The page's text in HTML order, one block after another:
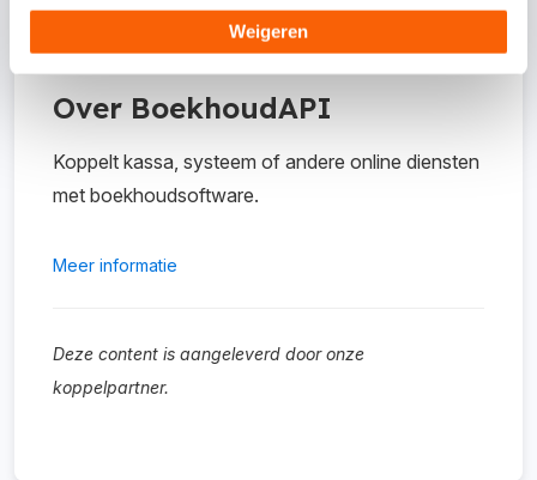
Weigeren
over de koppeling?
Over BoekhoudAPI
Koppelt kassa, systeem of andere online diensten
met boekhoudsoftware.
Meer informatie
Deze content is aangeleverd door onze
koppelpartner.